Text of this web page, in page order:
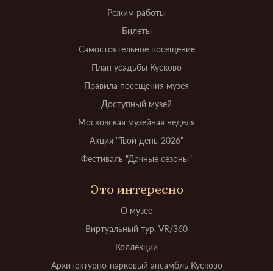
Режим работы
Билеты
Самостоятельное посещение
План усадьбы Кусково
Правила посещения музея
Доступный музей
Московская музейная неделя
Акция "Твой день-2026"
Фестиваль "Дачные сезоны"
Это интересно
О музее
Виртуальный тур. VR/360
Коллекции
Архитектурно-парковый ансамбль Кусково